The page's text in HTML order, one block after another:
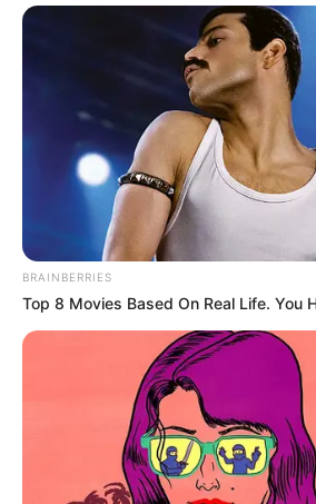
BRAINBERRIES
Top 8 Movies Based On Real Life. You